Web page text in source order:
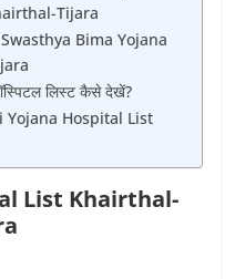
Tijara
Bima Yojana
लिस्ट कैसे देखें?
Hospital List
List Khairthal-